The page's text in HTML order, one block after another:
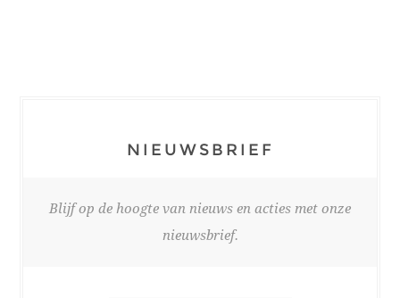
NIEUWSBRIEF
Blijf op de hoogte van nieuws en acties met onze
nieuwsbrief.